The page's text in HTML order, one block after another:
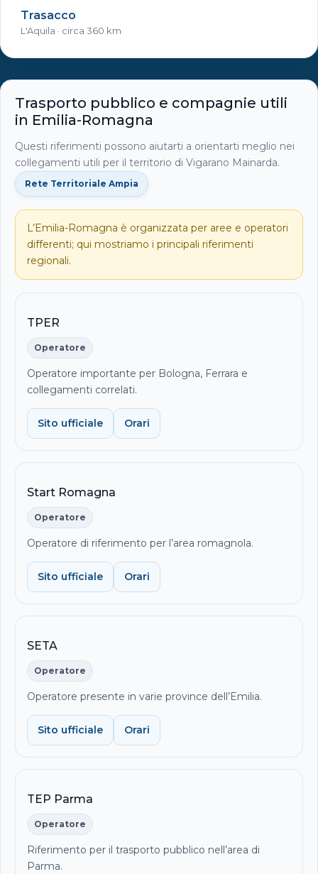
Trasacco
L'Aquila · circa 360 km
Trasporto pubblico e compagnie utili
in Emilia-Romagna
Questi riferimenti possono aiutarti a orientarti meglio nei
collegamenti utili per il territorio di Vigarano Mainarda.
Rete Territoriale Ampia
L’Emilia-Romagna è organizzata per aree e operatori
differenti; qui mostriamo i principali riferimenti
regionali.
TPER
Operatore
Operatore importante per Bologna, Ferrara e
collegamenti correlati.
Sito ufficiale Orari
Start Romagna
Operatore
Operatore di riferimento per l’area romagnola.
Sito ufficiale Orari
SETA
Operatore
Operatore presente in varie province dell’Emilia.
Sito ufficiale Orari
TEP Parma
Operatore
Riferimento per il trasporto pubblico nell’area di
Parma.